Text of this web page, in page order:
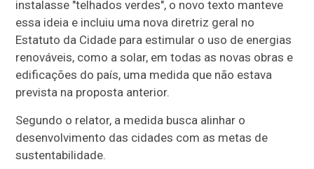
instalasse "telhados verdes", o novo texto manteve
essa ideia e incluiu uma nova diretriz geral no
Estatuto da Cidade para estimular o uso de energias
renováveis, como a solar, em todas as novas obras e
edificações do país, uma medida que não estava
prevista na proposta anterior.
Segundo o relator, a medida busca alinhar o
desenvolvimento das cidades com as metas de
sustentabilidade.